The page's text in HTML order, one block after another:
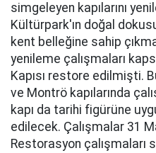
simgeleyen kapılarını
Kültürpark'ın doğal
kent belleğine sahip
yenileme çalışmaları
Kapısı restore edilmişti.
ve Montrö kapılarında
kapı da tarihi figürüne
edilecek. Çalışmalar 31
Restorasyon çalışmaları